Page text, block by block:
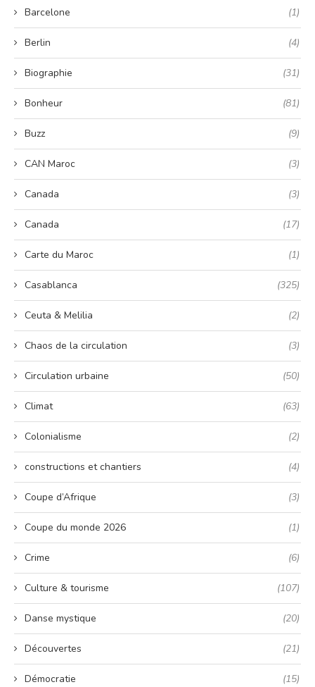
Barcelone (1)
Berlin (4)
Biographie (31)
Bonheur (81)
Buzz (9)
CAN Maroc (3)
Canada (3)
Canada (17)
Carte du Maroc (1)
Casablanca (325)
Ceuta & Melilia (2)
Chaos de la circulation (3)
Circulation urbaine (50)
Climat (63)
Colonialisme (2)
constructions et chantiers (4)
Coupe d’Afrique (3)
Coupe du monde 2026 (1)
Crime (6)
Culture & tourisme (107)
Danse mystique (20)
Découvertes (21)
Démocratie (15)